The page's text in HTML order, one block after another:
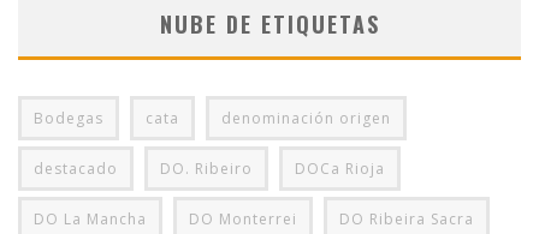
NUBE DE ETIQUETAS
Bodegas cata denominación origen
destacado DO. Ribeiro DOCa Rioja
DO La Mancha DO Monterrei DO Ribeira Sacra